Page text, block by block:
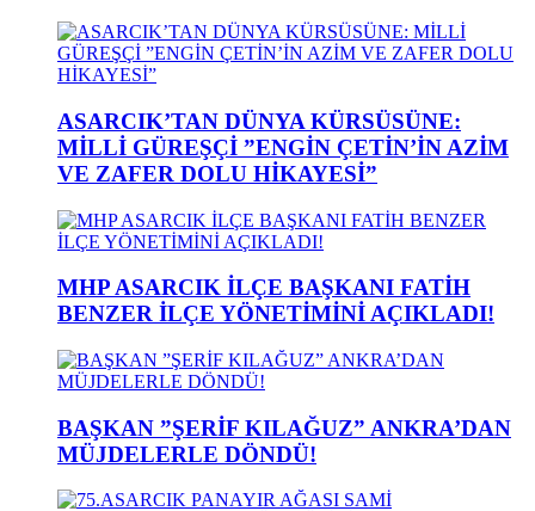
ASARCIK’TAN DÜNYA KÜRSÜSÜNE:
MİLLİ GÜREŞÇİ ”ENGİN ÇETİN’İN AZİM
VE ZAFER DOLU HİKAYESİ”
MHP ASARCIK İLÇE BAŞKANI FATİH
BENZER İLÇE YÖNETİMİNİ AÇIKLADI!
BAŞKAN ”ŞERİF KILAĞUZ” ANKRA’DAN
MÜJDELERLE DÖNDÜ!